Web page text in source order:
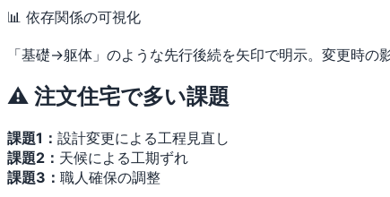
📊 依存関係の可視化
「基礎→躯体」のような先行後続を矢印で明示。変更時の
⚠️ 注文住宅で多い課題
課題1： 設計変更による工程見直し
課題2： 天候による工期ずれ
課題3： 職人確保の調整